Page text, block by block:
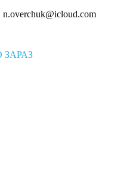
n.overchuk@icloud.com